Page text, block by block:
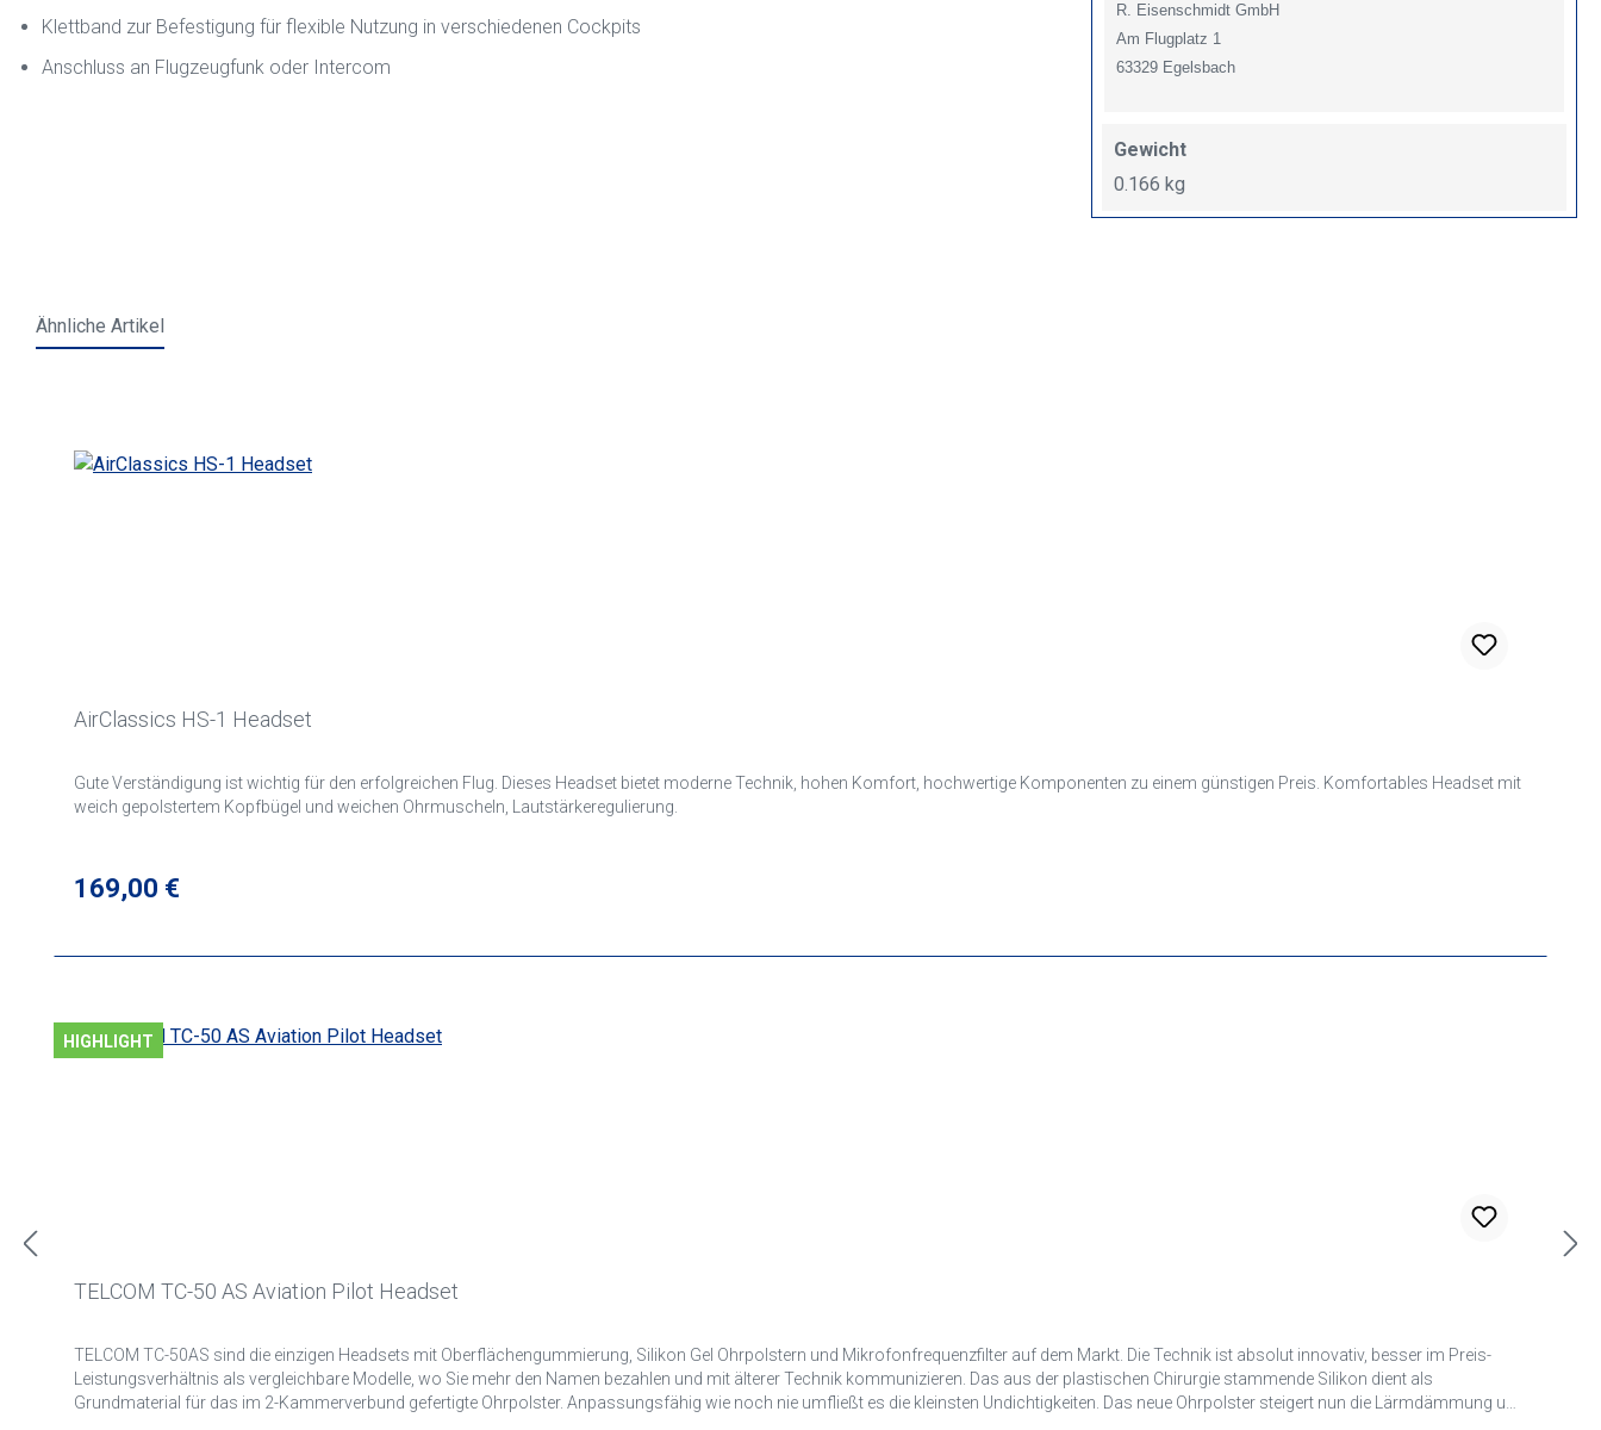
Klettband zur Befestigung für flexible Nutzung in verschiedenen Cockpits
Anschluss an Flugzeugfunk oder Intercom
R. Eisenschmidt GmbH
Am Flugplatz 1
63329 Egelsbach
Gewicht
0.166 kg
Ähnliche Artikel
AirClassics HS-1 Headset
Gute Verständigung ist wichtig für den erfolgreichen Flug. Dieses Headset bietet moderne Technik, hohen Komfort, hochwertige Komponenten zu einem günstigen Preis. Komfortables Headset mit
weich gepolstertem Kopfbügel und weichen Ohrmuscheln, Lautstärkeregulierung.
Regulärer Preis:
169,00 €
HIGHLIGHT
TELCOM TC-50 AS Aviation Pilot Headset
TELCOM TC-50AS sind die einzigen Headsets mit Oberflächengummierung, Silikon Gel Ohrpolstern und Mikrofonfrequenzfilter auf dem Markt. Die Technik ist absolut innovativ, besser im Preis-
Leistungsverhältnis als vergleichbare Modelle, wo Sie mehr den Namen bezahlen und mit älterer Technik kommunizieren. Das aus der plastischen Chirurgie stammende Silikon dient als
Grundmaterial für das im 2-Kammerverbund gefertigte Ohrpolster. Anpassungsfähig wie noch nie umfließt es die kleinsten Undichtigkeiten. Das neue Ohrpolster steigert nun die Lärmdämmung um